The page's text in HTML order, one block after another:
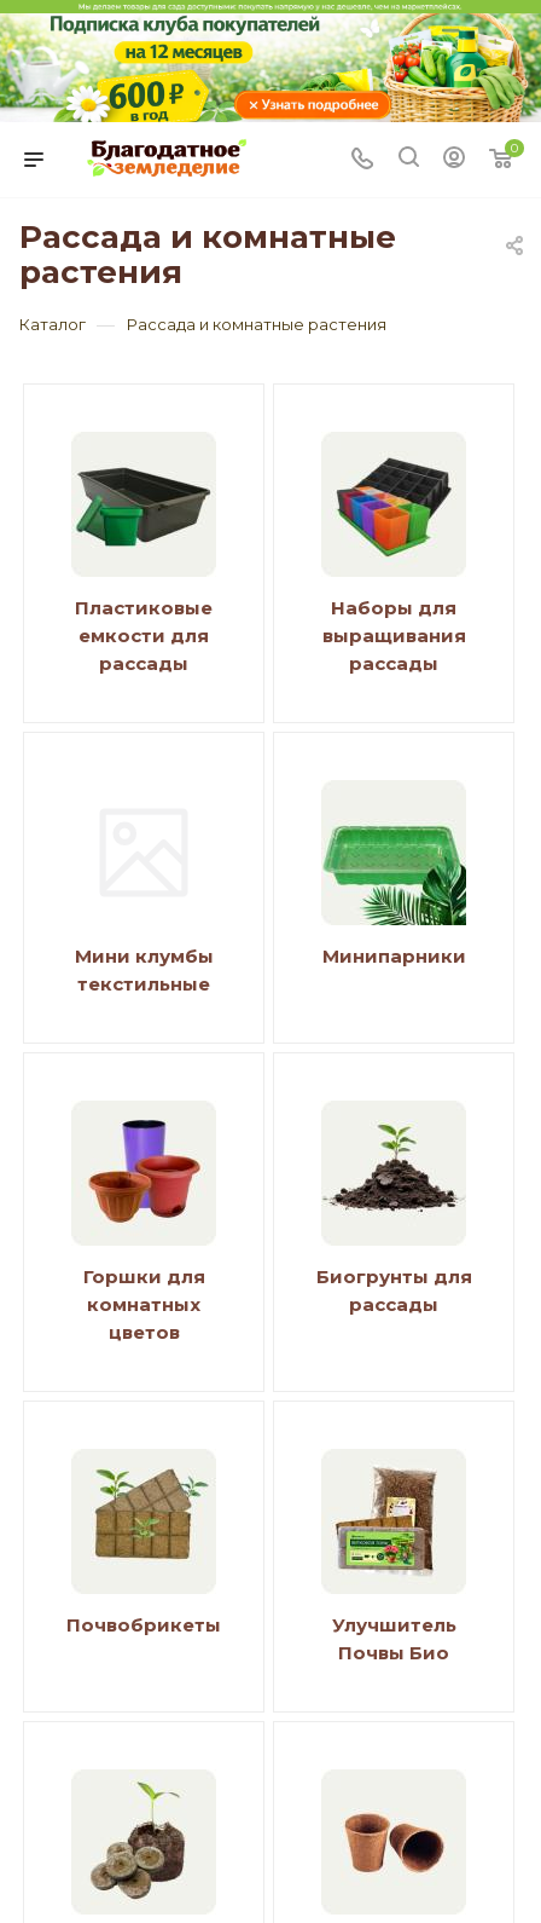
0
Рассада и комнатные
растения
Каталог — Рассада и комнатные растения
Пластиковые
емкости для
рассады
Наборы для
выращивания
рассады
Мини клумбы
текстильные
Минипарники
Горшки для
комнатных
цветов
Биогрунты для
рассады
Почвобрикеты
Улучшитель
Почвы Био